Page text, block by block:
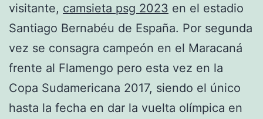
visitante, camsieta psg 2023 en el estadio
Santiago Bernabéu de España. Por segunda
vez se consagra campeón en el Maracaná
frente al Flamengo pero esta vez en la
Copa Sudamericana 2017, siendo el único
hasta la fecha en dar la vuelta olímpica en